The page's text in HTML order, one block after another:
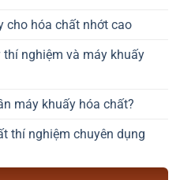
cho hóa chất nhớt cao
nghiệm và máy khuấy
máy khuấy hóa chất?
thí nghiệm chuyên dụng